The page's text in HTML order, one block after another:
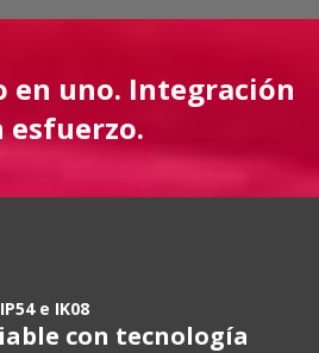
en uno. Integración
esfuerzo.
e IK08
con tecnología